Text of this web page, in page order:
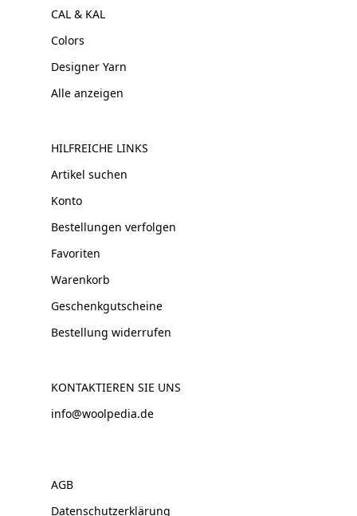
CAL & KAL
Colors
Designer Yarn
Alle anzeigen
HILFREICHE LINKS
Artikel suchen
Konto
Bestellungen verfolgen
Favoriten
Warenkorb
Geschenkgutscheine
Bestellung widerrufen
KONTAKTIEREN SIE UNS
info@woolpedia.de
AGB
Datenschutzerklärung